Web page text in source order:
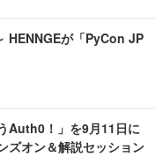
HENNGEが「PyCon JP
Auth0！」を9月11日に
ズオン＆解説セッション